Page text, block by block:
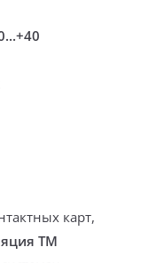
карт,
ТМ